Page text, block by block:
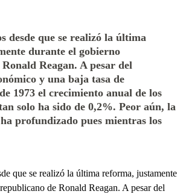
desde que se realizó la última
durante el gobierno
Reagan. A pesar del
y una baja tasa de
1973 el crecimiento anual de los
solo ha sido de 0,2%. Peor aún, la
profundizado pues mientras los
que se realizó la última reforma, justamente
de Ronald Reagan. A pesar del